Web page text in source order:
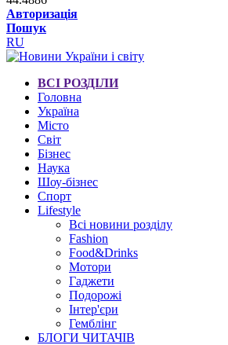
Авторизація
Пошук
RU
ВСІ РОЗДІЛИ
Головна
Україна
Місто
Світ
Бізнес
Наука
Шоу-бізнес
Спорт
Lifestyle
Всі новини розділу
Fashion
Food&Drinks
Мотори
Гаджети
Подорожі
Інтер'єри
Гемблінг
БЛОГИ ЧИТАЧІВ